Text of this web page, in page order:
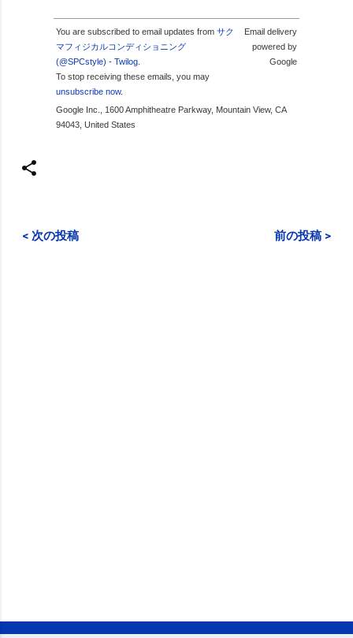
You are subscribed to email updates from サク
マフィジカルコンディショニング
(@SPCstyle) - Twilog
To stop receiving these emails, you may
unsubscribe now.
Email delivery
powered by
Google
Google Inc., 1600 Amphitheatre Parkway, Mountain View, CA
94043, United States
< 次の投稿 前の投稿 >